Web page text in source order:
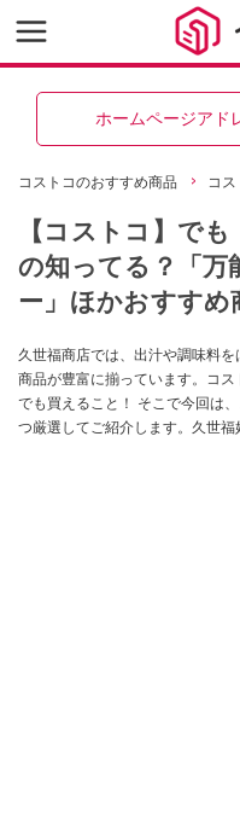
ホームページアド
コストコのおすすめ商品 コ
【コストコ】で
の知ってる？「万
ー」ほかおすすめ
久世福商店では、出汁や調味料
商品が豊富に揃っています。コ
でも買えること！ そこで今回は
つ厳選してご紹介します。久世福